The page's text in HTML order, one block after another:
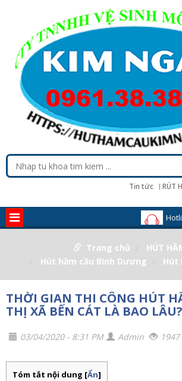
Tin tức RÚT
Trang chủ
HÚT
Hút hầm cầu Bình Dương
Hút
THỜI GIAN THI CÔNG HÚT
THỊ XÃ BẾN CÁT LÀ BAO LÂU?
03/04/2020 - 8:31 PM Admin
Tóm tắt nội dung [Ẩn]